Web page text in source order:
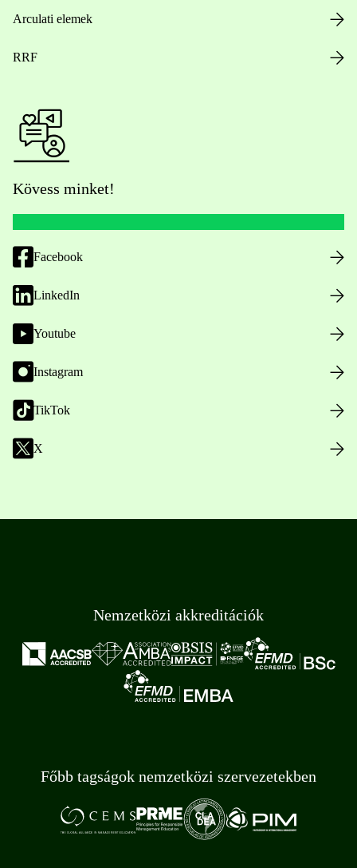
Arculati elemek
RRF
Kövess minket!
Facebook
LinkedIn
Youtube
Instagram
TikTok
X
Nemzetközi akkreditációk
Főbb tagságok nemzetközi szervezetekben